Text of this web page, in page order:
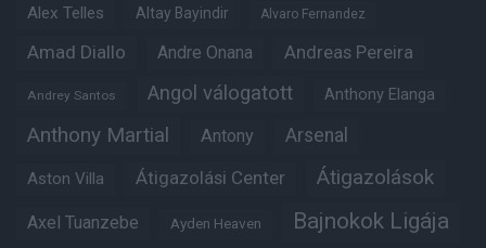
Alex Telles Altay Bayindir Alvaro Fernandez
Amad Diallo Andre Onana Andreas Pereira
Andrey Santos Angol válogatott Anthony Elanga
Anthony Martial Antony Arsenal
Aston Villa Átigazolási Center Átigazolások
Axel Tuanzebe Ayden Heaven Bajnokok Ligája